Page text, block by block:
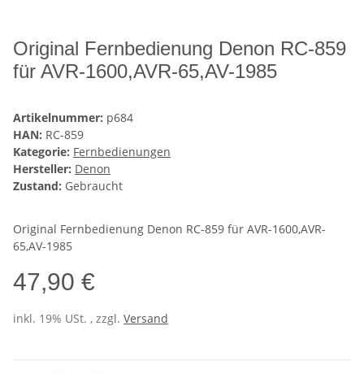
Original Fernbedienung Denon RC-859
für AVR-1600,AVR-65,AV-1985
Artikelnummer: p684
HAN: RC-859
Kategorie: Fernbedienungen
Hersteller: Denon
Zustand: Gebraucht
Original Fernbedienung Denon RC-859 für AVR-1600,AVR-
65,AV-1985
47,90 €
inkl. 19% USt. , zzgl. Versand